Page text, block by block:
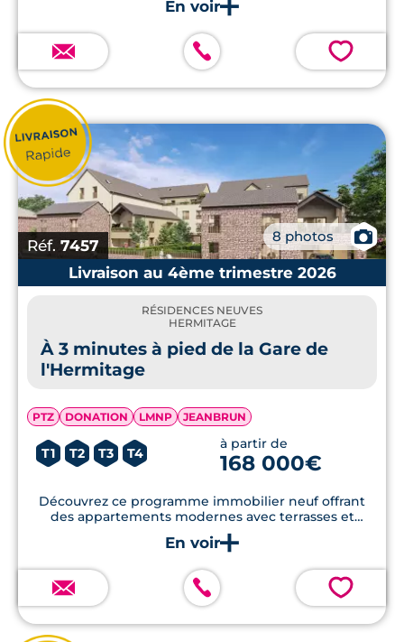
💗
Réf. 7457 8 photos
📷
Livraison au 4ème trimestre 2026
RÉSIDENCES NEUVES
HERMITAGE
À 3 minutes à pied de la Gare de
l'Hermitage
PTZ DONATION LMNP JEANBRUN
T1 T2 T3 T4
à partir de
168 000€
Découvrez ce programme immobilier neuf offrant
des appartements modernes avec terrasses et
balcons, à seulement quelques minutes des
commodités essentielles et de nombreux espaces
💗